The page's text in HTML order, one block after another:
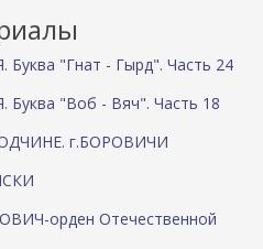
"Гнат - Гырд". Часть 24
"Воб - Вяч". Часть 18
г.БОРОВИЧИ
орден Отечественной